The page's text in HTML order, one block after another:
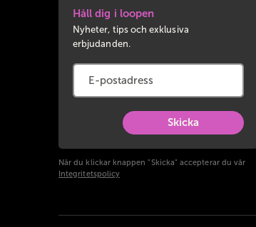
Håll dig i loopen
Nyheter, tips och exklusiva
erbjudanden.
Skicka
När du klickar knappen "Skicka" accepterar du vår
Integritetspolicy